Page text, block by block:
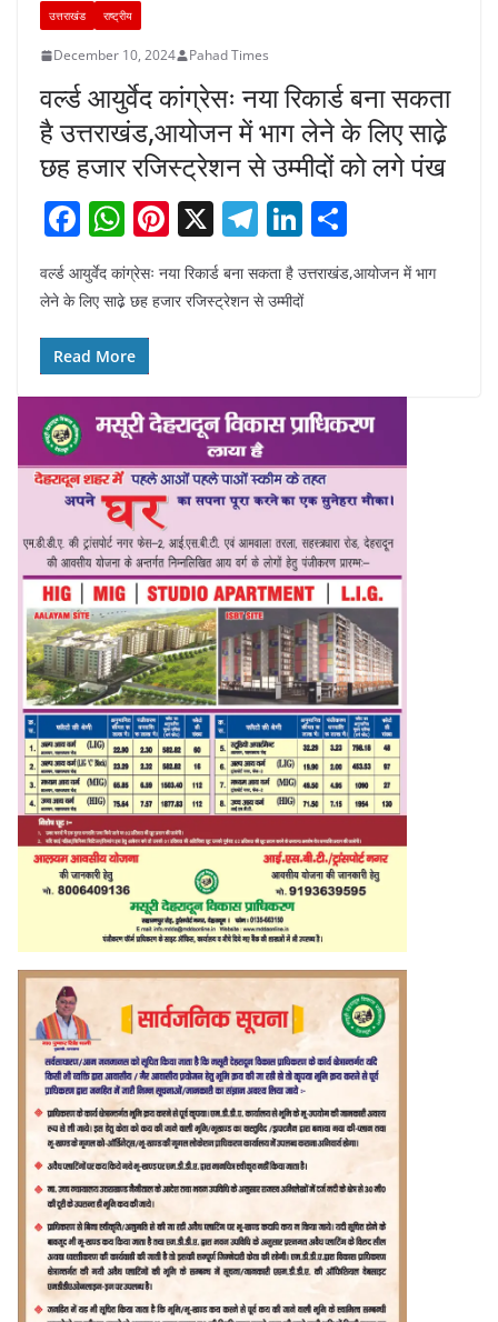
उत्तराखंड राष्ट्रीय
December 10, 2024 Pahad Times
वर्ल्ड आयुर्वेद कांग्रेसः नया रिकार्ड बना सकता
है उत्तराखंड,आयोजन में भाग लेने के लिए साढे़
छह हजार रजिस्ट्रेशन से उम्मीदों को लगे पंख
F
a
c
e
b
o
o
k
W
h
at
s
A
p
p
Pi
nt
er
X T
e
m
Li
k
n
ar
वर्ल्ड आयुर्वेद कांग्रेसः नया रिकार्ड बना सकता है उत्तराखंड,आयोजन में भाग
लेने के लिए साढे़ छह हजार रजिस्ट्रेशन से उम्मीदों
Read More